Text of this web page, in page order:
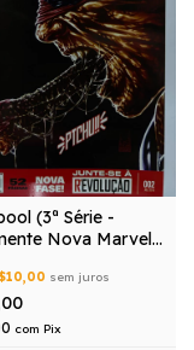
(3ª Série -
Nova Marvel)
sem juros
com Pix